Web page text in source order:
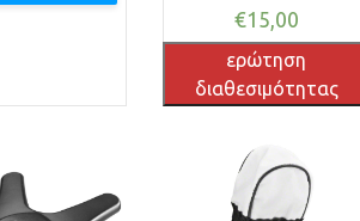
€15,00
ερώτηση
διαθεσιμότητας